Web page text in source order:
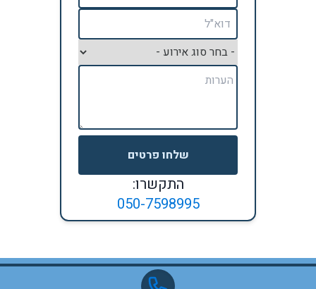
שלחו פרטים
התקשרו:
050-7598995